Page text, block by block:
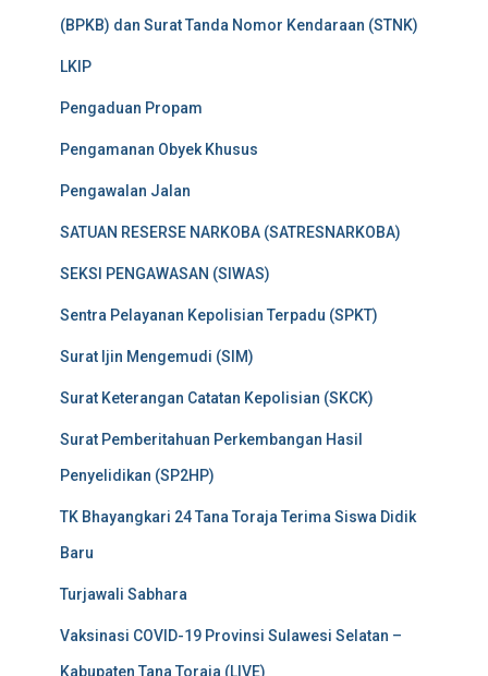
(BPKB) dan Surat Tanda Nomor Kendaraan (STNK)
LKIP
Pengaduan Propam
Pengamanan Obyek Khusus
Pengawalan Jalan
SATUAN RESERSE NARKOBA (SATRESNARKOBA)
SEKSI PENGAWASAN (SIWAS)
Sentra Pelayanan Kepolisian Terpadu (SPKT)
Surat Ijin Mengemudi (SIM)
Surat Keterangan Catatan Kepolisian (SKCK)
Surat Pemberitahuan Perkembangan Hasil
Penyelidikan (SP2HP)
TK Bhayangkari 24 Tana Toraja Terima Siswa Didik
Baru
Turjawali Sabhara
Vaksinasi COVID-19 Provinsi Sulawesi Selatan –
Kabupaten Tana Toraja (LIVE)